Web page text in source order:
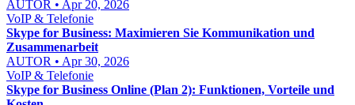
AUTOR • Apr 20, 2026
VoIP & Telefonie
Skype for Business: Maximieren Sie Kommunikation und
Zusammenarbeit
AUTOR • Apr 30, 2026
VoIP & Telefonie
Skype for Business Online (Plan 2): Funktionen, Vorteile und